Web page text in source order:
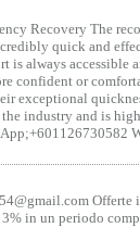
Recovery The
quick and
is always accessible
confident or
exceptional
industry and is
Offerte
in un periodo